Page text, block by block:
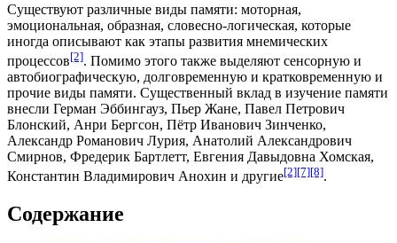
Существуют различные виды памяти: моторная,
эмоциональная, образная, словесно-логическая, которые
иногда описывают как этапы развития мнемических
процессов[2]. Помимо этого также выделяют сенсорную и
автобиографическую, долговременную и кратковременную и
прочие виды памяти. Существенный вклад в изучение памяти
внесли Герман Эббингауз, Пьер Жане, Павел Петрович
Блонский, Анри Бергсон, Пётр Иванович Зинченко,
Александр Романович Лурия, Анатолий Александрович
Смирнов, Фредерик Бартлетт, Евгения Давыдовна Хомская,
Константин Владимирович Анохин и другие[2][7][8].
Содержание